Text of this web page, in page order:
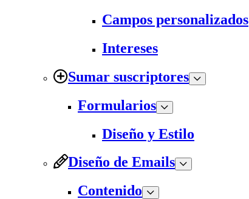
Campos personalizados
Intereses
Sumar suscriptores
Formularios
Diseño y Estilo
Diseño de Emails
Contenido